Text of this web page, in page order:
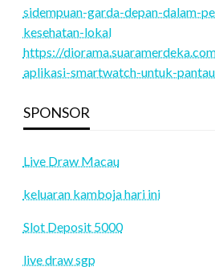
sidempuan-garda-depan-dalam-
kesehatan-lokal
https://
aplikasi-smartwatch-untuk-
SPONSOR
Live Draw Macau
keluaran kamboja hari ini
Slot Deposit 5000
live draw sgp